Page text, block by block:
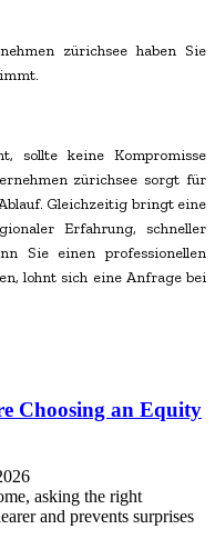
zürichsee haben Sie
sollte keine Kompromisse
zürichsee sorgt für
Gleichzeitig bringt eine
Erfahrung, schneller
Sie einen professionellen
lohnt sich eine Anfrage bei
Choosing an Equity
asking the right
and prevents surprises